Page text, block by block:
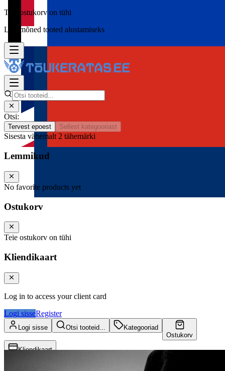
Teie ostukorv on tühi
Lisa mõned tooted alustamiseks
Otsi:
Tervest epoest Sellest kategooriast
Sisesta vähemalt 2 tähemärki
Lemmikud
No favorite products yet
Ostukorv
Teie ostukorv on tühi
Kliendikaart
Log in to access your client card
Logi sisseRegister
Logi sisse Otsi tooteid...
Kategooriad
Ostukorv
Kliendikaart